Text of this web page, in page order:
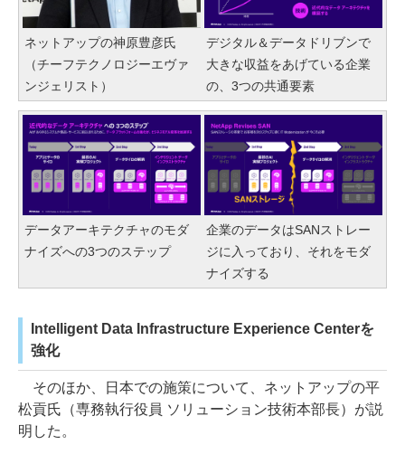
ネットアップの神原豊彦氏
（チーフテクノロジーエヴァ
ンジェリスト）
デジタル＆データドリブンで
大きな収益をあげている企業
の、3つの共通要素
データアーキテクチャのモダ
ナイズへの3つのステップ
企業のデータはSANストレー
ジに入っており、それをモダ
ナイズする
Intelligent Data Infrastructure Experience Centerを
強化
そのほか、日本での施策について、ネットアップの平
松貢氏（専務執行役員 ソリューション技術本部長）が説
明した。